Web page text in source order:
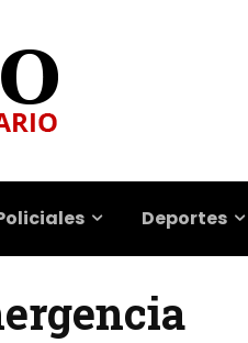
Deportes